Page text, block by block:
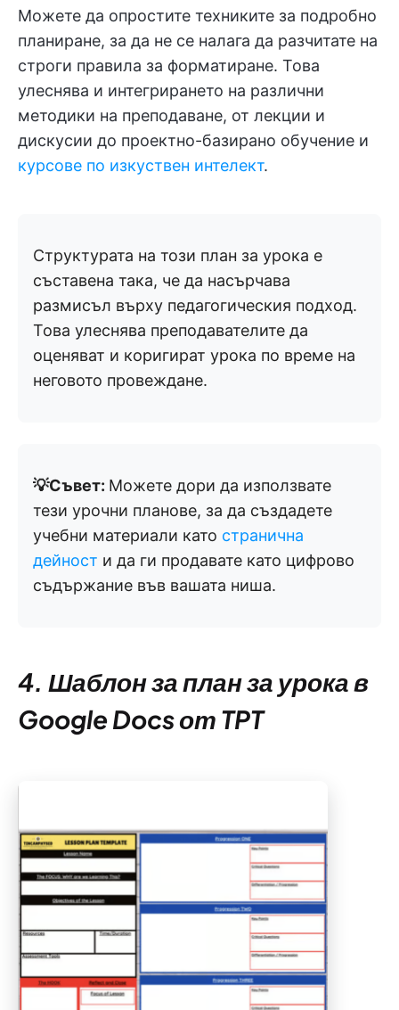
Можете да опростите техниките за подробно
планиране, за да не се налага да разчитате на
строги правила за форматиране. Това
улеснява и интегрирането на различни
методики на преподаване, от лекции и
дискусии до проектно-базирано обучение и
курсове по изкуствен интелект.
Структурата на този план за урока е
съставена така, че да насърчава
размисъл върху педагогическия подход.
Това улеснява преподавателите да
оценяват и коригират урока по време на
неговото провеждане.
💡Съвет: Можете дори да използвате
тези урочни планове, за да създадете
учебни материали като странична
дейност и да ги продавате като цифрово
съдържание във вашата ниша.
4. Шаблон за план за урока в
Google Docs от TPT